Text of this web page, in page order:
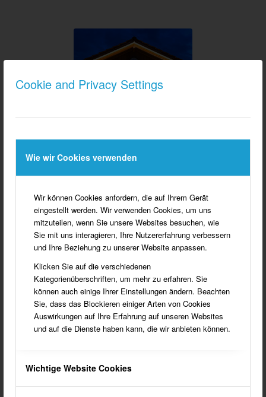
Cookie and Privacy Settings
Wie wir Cookies verwenden
Wir können Cookies anfordern, die auf Ihrem Gerät
eingestellt werden. Wir verwenden Cookies, um uns
mitzuteilen, wenn Sie unsere Websites besuchen, wie
Sie mit uns interagieren, Ihre Nutzererfahrung verbessern
und Ihre Beziehung zu unserer Website anpassen.
Klicken Sie auf die verschiedenen
Kategorienüberschriften, um mehr zu erfahren. Sie
können auch einige Ihrer Einstellungen ändern. Beachten
Sie, dass das Blockieren einiger Arten von Cookies
Auswirkungen auf Ihre Erfahrung auf unseren Websites
und auf die Dienste haben kann, die wir anbieten können.
Wichtige Website Cookies
Jahresprogramm
Jahresprogramm
Wir freuen uns auf die gemeinsamen
Veranstaltungen mit Ihnen!
HERZLICH WILLKOMMEN!
Blätterbuch